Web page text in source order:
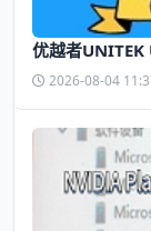
优越者UNITEK
2026-08-04